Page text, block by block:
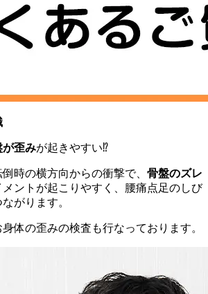
が歪みが起きやすい⁉︎
時の横方向からの衝撃で、 骨盤のズレ
ントが起こりやすく、腰痛点足のしび
がります。
体の歪みの検査も行なっております。